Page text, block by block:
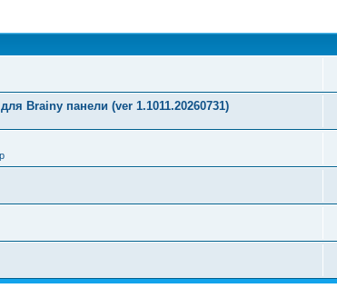
Brainy панели (ver 1.1011.20260731)